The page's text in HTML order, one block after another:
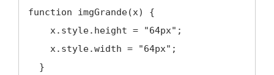
function imgGrande(x) {